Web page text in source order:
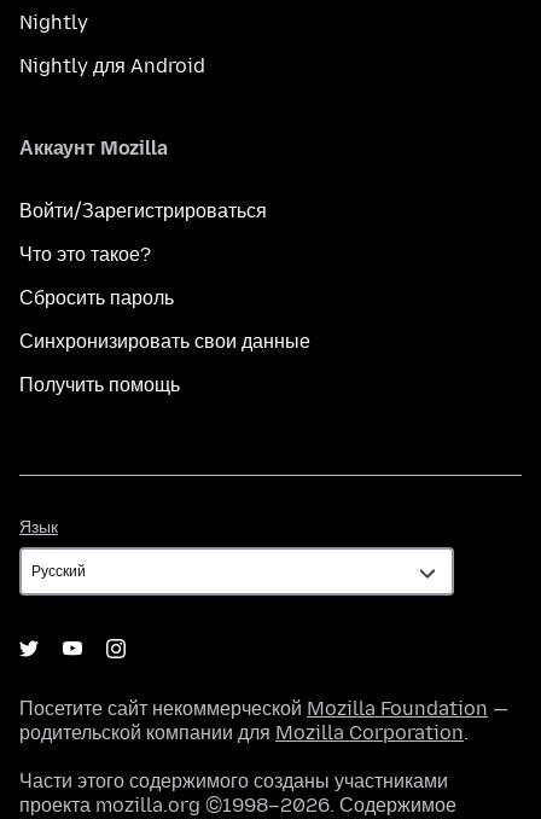
Nightly
Nightly для Android
Аккаунт Mozilla
Войти/Зарегистрироваться
Что это такое?
Сбросить пароль
Синхронизировать свои данные
Получить помощь
Язык
Посетите сайт некоммерческой Mozilla Foundation —
родительской компании для Mozilla Corporation.
Части этого содержимого созданы участниками
проекта mozilla.org ©1998–2026. Содержимое